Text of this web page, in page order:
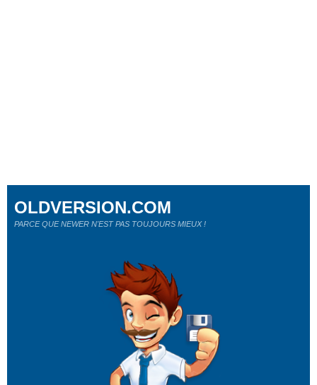
OLDVERSION.COM
PARCE QUE NEWER N'EST PAS TOUJOURS MIEUX !